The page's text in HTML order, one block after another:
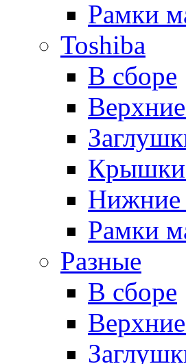
Рамки
Toshiba
В сборе
Нижние
Рамки
Разные
В сборе